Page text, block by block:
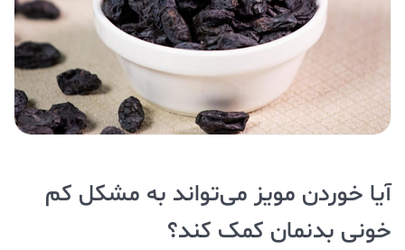
آیا خوردن مویز می‌تواند به مشکل کم
خونی بدنمان کمک کند؟